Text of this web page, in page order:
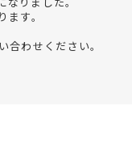
す。
わせください。